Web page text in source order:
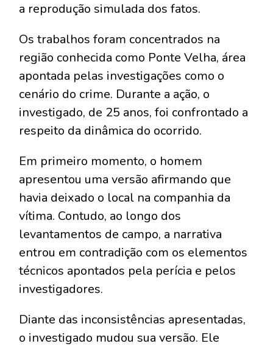
a reprodução simulada dos fatos.
Os trabalhos foram concentrados na
região conhecida como Ponte Velha, área
apontada pelas investigações como o
cenário do crime. Durante a ação, o
investigado, de 25 anos, foi confrontado a
respeito da dinâmica do ocorrido.
Em primeiro momento, o homem
apresentou uma versão afirmando que
havia deixado o local na companhia da
vítima. Contudo, ao longo dos
levantamentos de campo, a narrativa
entrou em contradição com os elementos
técnicos apontados pela perícia e pelos
investigadores.
Diante das inconsistências apresentadas,
o investigado mudou sua versão. Ele